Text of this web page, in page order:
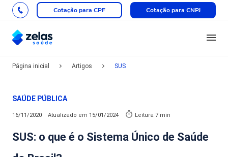
Cotação para CPF Cotação para CNPJ
Página inicial Artigos SUS
SAÚDE PÚBLICA
16/11/2020 Atualizado em 15/01/2024 Leitura 7 min
SUS: o que é o Sistema Único de Saúde